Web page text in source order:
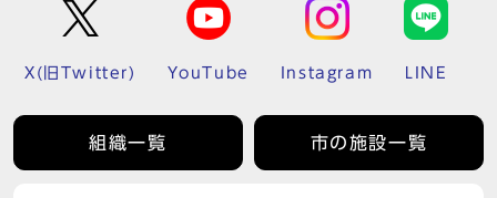
X(旧Twitter) YouTube Instagram LINE
組織一覧 市の施設一覧